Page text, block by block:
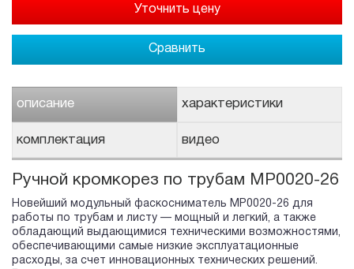
Сравнить
описание характеристики
комплектация видео
Ручной кромкорез по трубам MP0020-26
Новейший модульный фаскосниматель MP0020-26 для
работы по трубам и листу — мощный и легкий, а также
обладающий выдающимися техническими возможностями,
обеспечивающими самые низкие эксплуатационные
расходы, за счет инновационных технических решений.